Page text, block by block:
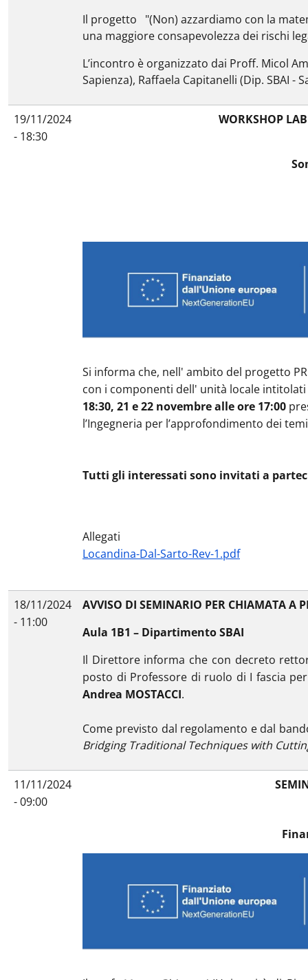
Il progetto "(Non) azzardiamo con la
una maggiore consapevolezza dei rischi
L’incontro è organizzato dai Proff. Micol
Sapienza), Raffaela Capitanelli (Dip. SBAI -
19/11/2024
- 18:30
WORKSHOP
Si informa che, nell' ambito del progetto
con i componenti dell' unità locale
18:30, 21 e 22 novembre alle ore 17:00
l’Ingegneria per l’approfondimento dei
Tutti gli interessati sono invitati a
Allegati
Locandina-Dal-Sarto-Rev-1.pdf
18/11/2024
- 11:00
AVVISO DI SEMINARIO PER CHIAMATA A
Aula 1B1 – Dipartimento SBAI
Il Direttore informa che con decreto
posto di Professore di ruolo di I fascia per
Andrea MOSTACCI.
Come previsto dal regolamento e dal
Bridging Traditional Techniques with
11/11/2024
- 09:00